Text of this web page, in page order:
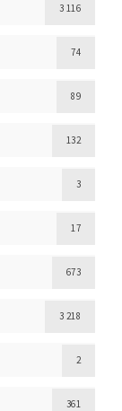
3 116
74
89
132
3
17
673
3 218
2
361